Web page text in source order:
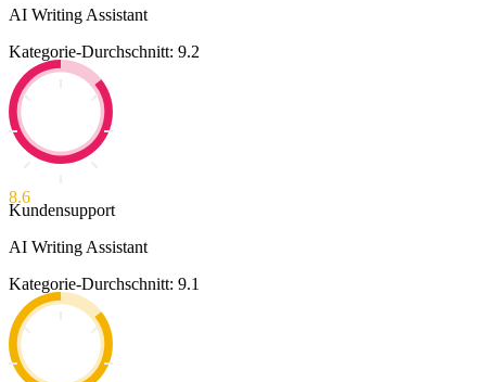
AI Writing Assistant
Kategorie-Durchschnitt: 9.2
8.6
Kundensupport
AI Writing Assistant
Kategorie-Durchschnitt: 9.1